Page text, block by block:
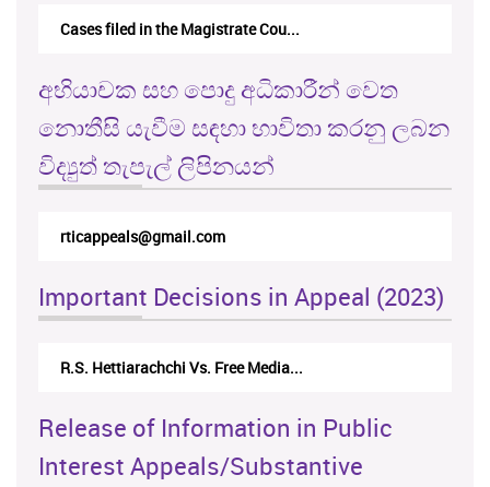
Cases filed in the Magistrate Cou...
අභියාචක සහ පොදු අධිකාරීන් වෙත
නොතීසි යැවීම සඳහා භාවිතා කරනු ලබන
විද්‍යුත් තැපැල් ලිපිනයන්
rticappeals@gmail.com
Important Decisions in Appeal (2023)
R.S. Hettiarachchi Vs. Free Media...
Release of Information in Public
Interest Appeals/Substantive